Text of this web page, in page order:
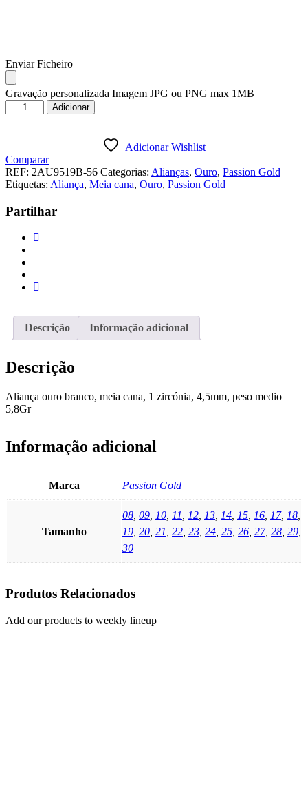
Enviar Ficheiro
Gravação personalizada Imagem JPG ou PNG max 1MB
Quantidade
de
BRANCO
PASSION
GOLD
19K
-
4,5MM
Adicionar
Adicionar Wishlist
Comparar
REF: 2AU9519B-56 Categorias: Alianças, Ouro, Passion Gold
Etiquetas: Aliança, Meia cana, Ouro, Passion Gold
Partilhar
Descrição Informação adicional
Descrição
Aliança ouro branco, meia cana, 1 zircónia, 4,5mm, peso medio
5,8Gr
Informação adicional
Marca Passion Gold
Tamanho
08 09 10 11 12 13 14 15 16 17, 18
19 20 21 22 23 24 25 26 27, 28 29
30
Produtos Relacionados
Add our products to weekly lineup